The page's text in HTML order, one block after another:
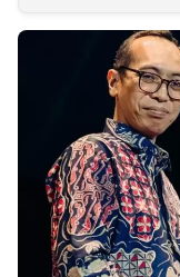
INDONESIA
Insight
NTB
Suara
Time
Lens
Daily
Jogja
Jalan
Rakyat
Idealita
News
Notice
Dinamikapost.com
Radar
Baru
Seedbacklink
Kabarbaru